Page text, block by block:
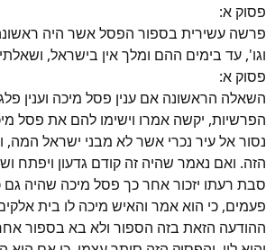
פסוק א:
פרשה עשירית בספור הפסל אשר היה ראשונה
וגו', עד בימים ההם ומלך אין בישראל,
פסוק א:
השאלה הראשונה אם ענין פסל מיכה וענין
הפרשיות, יקשה אמרו וישימו להם את פסל
נסור אל עיר נכרי אשר לא מבני ישראל
הזה. ואם נאמר שהיה זה קודם גדעון
סבת רעתו יזכור אחר כך פסל מיכה שהיה
פעמים, כי הוא אמר והאיש מיכה לו בית
ההודעה הזאת בזה הספור ולא בא בספור